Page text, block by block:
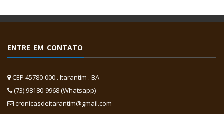
ENTRE EM CONTATO
CEP 45780-000 . Itarantim . BA
(73) 98180-9968 (Whatsapp)
cronicasdeitarantim@gmail.com